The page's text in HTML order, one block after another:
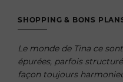
SHOPPING & BONS
Le monde de Tina ce
épurées, parfois
façon toujours